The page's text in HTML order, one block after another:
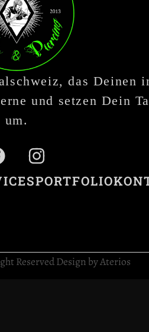
das
und setzen Dein
um.
PORTFOLIO
Reserved Design by Aterios